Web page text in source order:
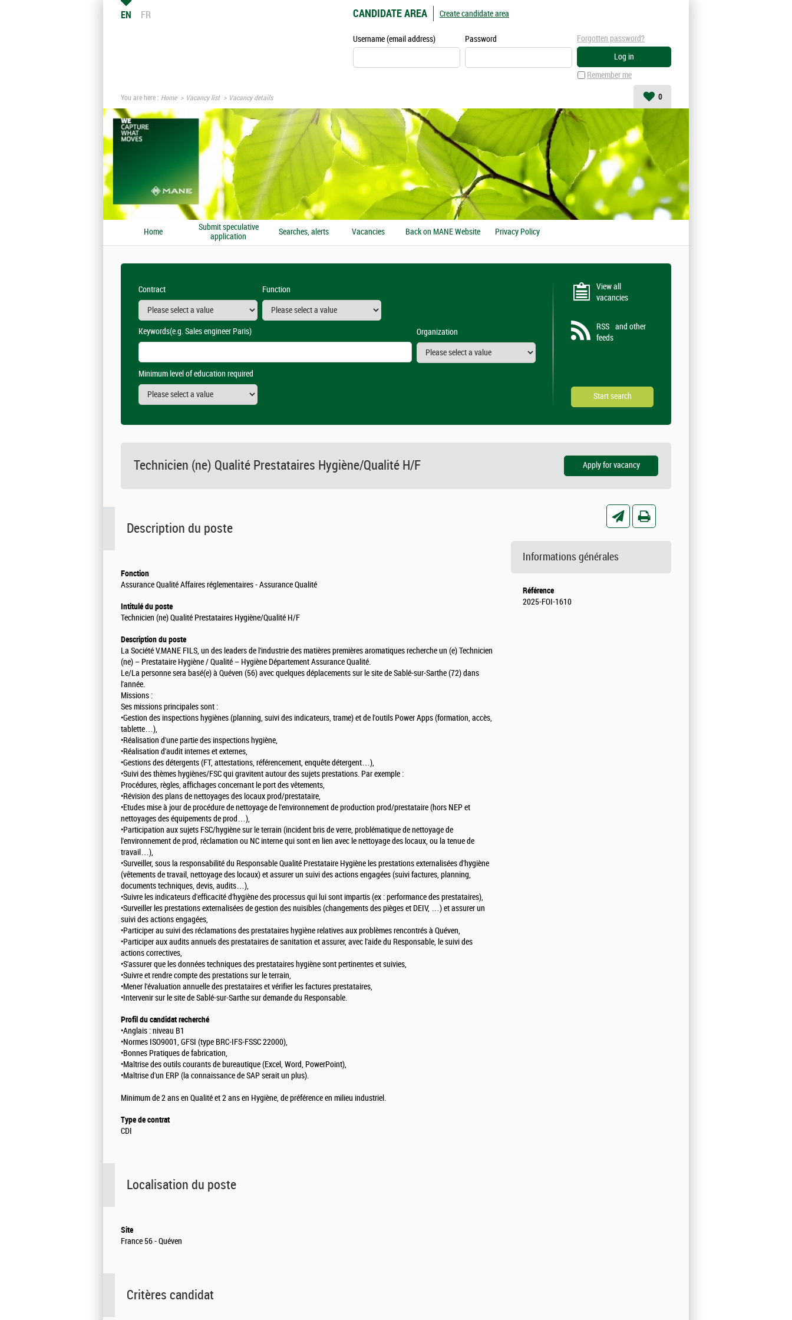
EN FR CANDIDATE AREA
Username (email address) Password
Remember me
Forgotten password?
Create candidate area
You are here : Home Vacancy list Vacancy details 0
Home
Submit speculative
application
Searches, alerts Vacancies Back on MANE Website Privacy Policy
Contract Function
Keywords(e.g. Sales engineer Paris) Organization
Minimum level of education required
View all
vacancies
RSS and other
feeds
Technicien (ne) Qualité Prestataires Hygiène/Qualité H/F
Description du poste
Fonction
Assurance Qualité Affaires réglementaires - Assurance Qualité
Intitulé du poste
Technicien (ne) Qualité Prestataires Hygiène/Qualité H/F
Description du poste
La Société V.MANE FILS, un des leaders de l'industrie des matières premières aromatiques recherche un (e) Technicien
(ne) – Prestataire Hygiène / Qualité – Hygiène Département Assurance Qualité.
Le/La personne sera basé(e) à Quéven (56) avec quelques déplacements sur le site de Sablé-sur-Sarthe (72) dans
l'année.
Missions :
Ses missions principales sont :
•Gestion des inspections hygiènes (planning, suivi des indicateurs, trame) et de l'outils Power Apps (formation, accès,
tablette…),
•Réalisation d'une partie des inspections hygiène,
•Réalisation d'audit internes et externes,
•Gestions des détergents (FT, attestations, référencement, enquête détergent…),
•Suivi des thèmes hygiènes/FSC qui gravitent autour des sujets prestations. Par exemple :
Procédures, règles, affichages concernant le port des vêtements,
•Révision des plans de nettoyages des locaux prod/prestataire,
•Etudes mise à jour de procédure de nettoyage de l'environnement de production prod/prestataire (hors NEP et
nettoyages des équipements de prod…),
•Participation aux sujets FSC/hygiène sur le terrain (incident bris de verre, problématique de nettoyage de
l'environnement de prod, réclamation ou NC interne qui sont en lien avec le nettoyage des locaux, ou la tenue de
travail…),
•Surveiller, sous la responsabilité du Responsable Qualité Prestataire Hygiène les prestations externalisées d'hygiène
(vêtements de travail, nettoyage des locaux) et assurer un suivi des actions engagées (suivi factures, planning,
documents techniques, devis, audits…),
•Suivre les indicateurs d'efficacité d'hygiène des processus qui lui sont impartis (ex : performance des prestataires),
•Surveiller les prestations externalisées de gestion des nuisibles (changements des pièges et DEIV, …) et assurer un
suivi des actions engagées,
•Participer au suivi des réclamations des prestataires hygiène relatives aux problèmes rencontrés à Quéven,
•Participer aux audits annuels des prestataires de sanitation et assurer, avec l'aide du Responsable, le suivi des
actions correctives,
•S'assurer que les données techniques des prestataires hygiène sont pertinentes et suivies,
•Suivre et rendre compte des prestations sur le terrain,
•Mener l'évaluation annuelle des prestataires et vérifier les factures prestataires,
•Intervenir sur le site de Sablé-sur-Sarthe sur demande du Responsable.
Profil du candidat recherché
•Anglais : niveau B1
•Normes ISO9001, GFSI (type BRC-IFS-FSSC 22000),
•Bonnes Pratiques de fabrication,
•Maîtrise des outils courants de bureautique (Excel, Word, PowerPoint),
•Maîtrise d'un ERP (la connaissance de SAP serait un plus).
Minimum de 2 ans en Qualité et 2 ans en Hygiène, de préférence en milieu industriel.
Type de contrat
CDI
Localisation du poste
Site
France 56 - Quéven
Critères candidat
Informations générales
Référence
2025-FOI-1610